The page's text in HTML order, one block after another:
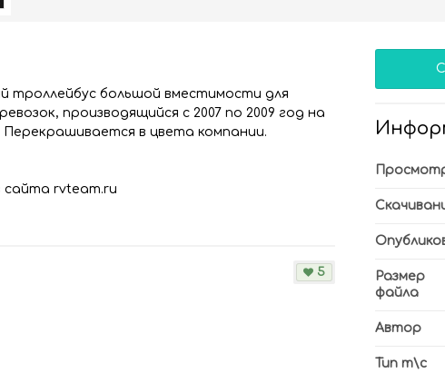
троллейбус большой вместимости для
производящийся с 2007 по 2009 год на
Перекрашивается в цвета компании.
сайта rvteam.ru
5
Размер
файла
Автор
Тип т\с